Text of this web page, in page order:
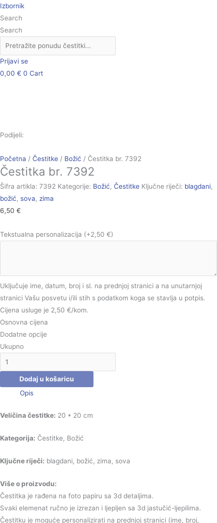
Skip
to
content
Izbornik
Search
Search
Prijavi se
0,00 € 0 Cart
Podijeli:
Početna / Čestitke / Božić / Čestitka br. 7392
Čestitka br. 7392
Šifra artikla: 7392 Kategorije: Božić, Čestitke Ključne riječi: blagdani,
božić, sova, zima
6,50 €
Tekstualna personalizacija (+2,50 €)
Uključuje ime, datum, broj i sl. na prednjoj stranici a na unutarnjoj
stranici Vašu posvetu i/ili stih s podatkom koga se stavlja u potpis.
Cijena usluge je 2,50 €/kom.
Osnovna cijena
Dodatne opcije
Ukupno
Čestitka
br.
7392
količina
Dodaj u košaricu
Opis
Veličina čestitke: 20 * 20 cm
Kategorija: Čestitke, Božić
Ključne riječi: blagdani, božić, zima, sova
Više o proizvodu:
Čestitka je rađena na foto papiru sa 3d detaljima.
Svaki elemenat ručno je izrezan i ljepljen sa 3d jastučić-ljepilima.
Čestitku je moguće personalizirati na prednjoj stranici (ime, broj,